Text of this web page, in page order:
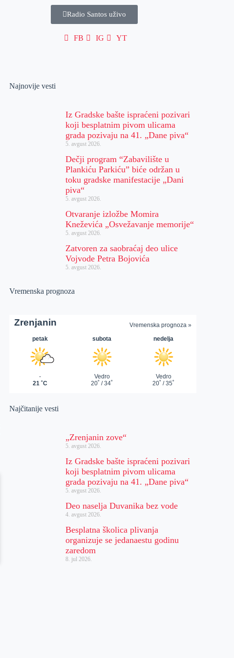
Radio Santos uživo
FB IG YT
Najnovije vesti
Iz Gradske bašte ispraćeni pozivari
koji besplatnim pivom ulicama
grada pozivaju na 41. „Dane piva“
5. avgust 2026.
Dečji program “Zabavilište u
Plankiću Parkiću” biće održan u
toku gradske manifestacije „Dani
piva“
5. avgust 2026.
Otvaranje izložbe Momira
Kneževića „Osvežavanje memorije“
5. avgust 2026.
Zatvoren za saobraćaj deo ulice
Vojvode Petra Bojovića
5. avgust 2026.
Vremenska prognoza
Najčitanije vesti
„Zrenjanin zove“
5. avgust 2026.
Iz Gradske bašte ispraćeni pozivari
koji besplatnim pivom ulicama
grada pozivaju na 41. „Dane piva“
5. avgust 2026.
Deo naselja Duvanika bez vode
4. avgust 2026.
Besplatna školica plivanja
organizuje se jedanaestu godinu
zaredom
8. jul 2026.